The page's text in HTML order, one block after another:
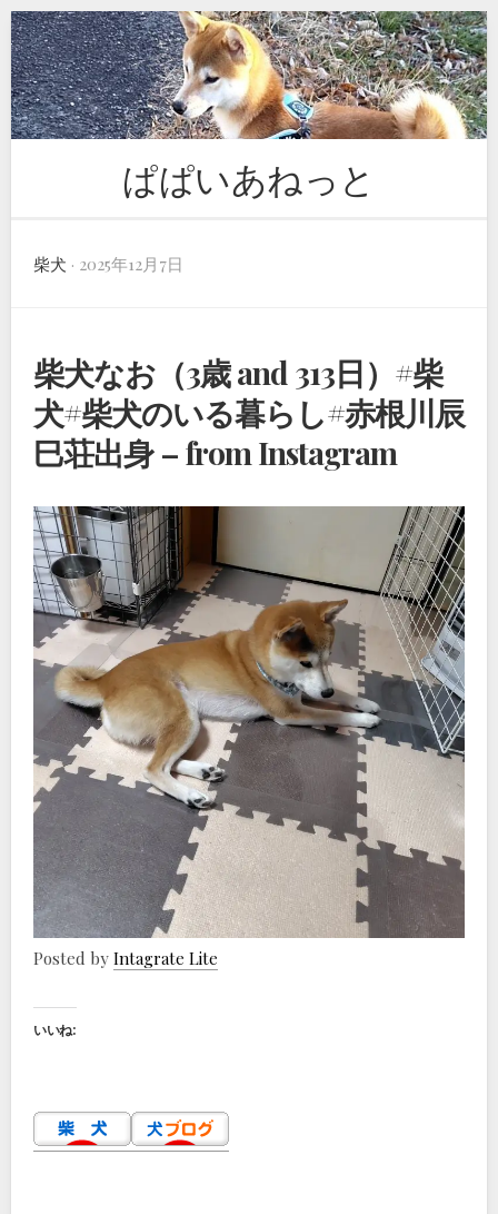
Skip
to
content
ぱぱいあねっと
柴犬 · 2025年12月7日
柴犬なお（3歳 and 313日）#柴
犬#柴犬のいる暮らし#赤根川辰
巳荘出身 – from Instagram
Posted by Intagrate Lite
いいね: